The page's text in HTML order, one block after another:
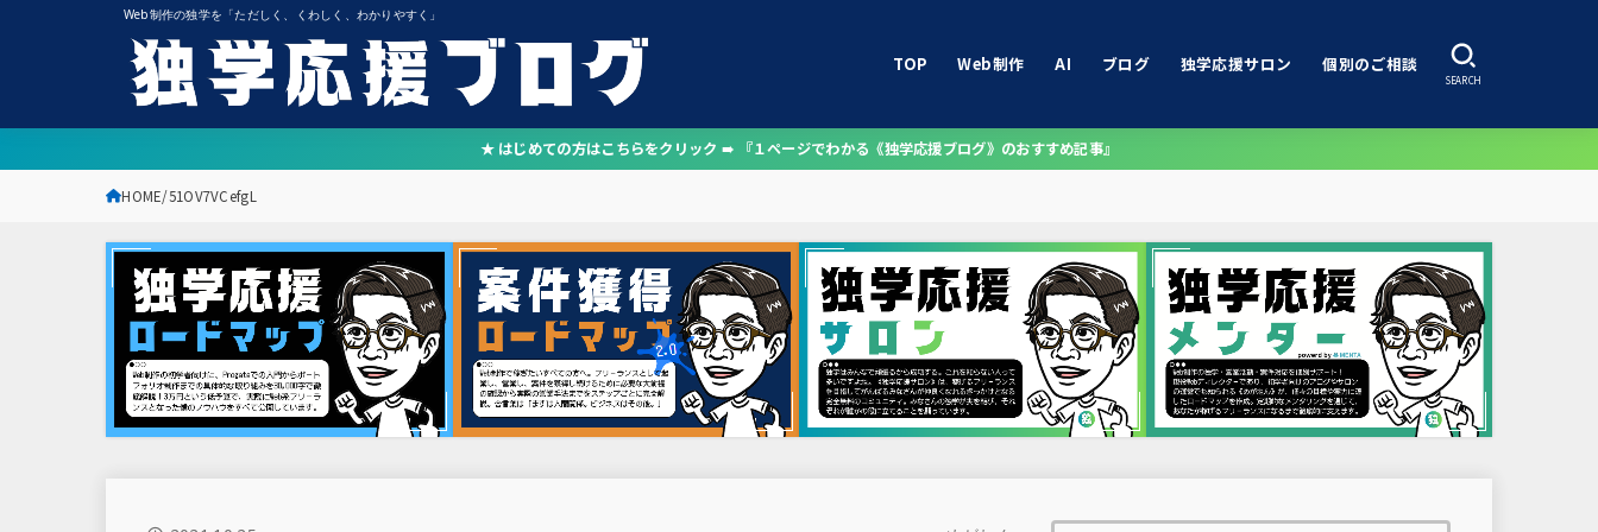
Web制作の独学を「ただしく、くわしく、わかりやすく」
TOP Web制作 AI ブログ 独学応援サロン 個別のご相談
SEARCH
★ はじめての方はこちらをクリック ➠ 『１ページでわかる《独学応援ブログ》のおすすめ記事』
HOME 51OV7VCefgL